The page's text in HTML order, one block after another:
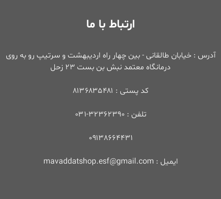
ارتباط با ما
آدرس : خیابان طالقانی - بین چهار راه اردیبهشت و سرتیپ رو به روی
درمانگاه معتمد نبش بن بست ۲۳ زحل
کد پستی : ۸۱۳۶۸۳۵۴۸۱
تلفن : ۳۲۳۶۲۳۹۰-۰۳۱
۰۹۱۳۸۶۶۴۴۳۱
ایمیل : mavaddatshop.esf@gmail.com